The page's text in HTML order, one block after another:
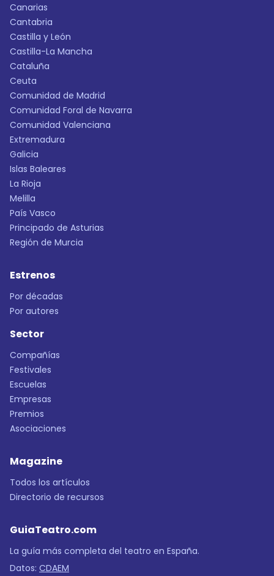
Canarias
Cantabria
Castilla y León
Castilla-La Mancha
Cataluña
Ceuta
Comunidad de Madrid
Comunidad Foral de Navarra
Comunidad Valenciana
Extremadura
Galicia
Islas Baleares
La Rioja
Melilla
País Vasco
Principado de Asturias
Región de Murcia
Estrenos
Por décadas
Por autores
Sector
Compañías
Festivales
Escuelas
Empresas
Premios
Asociaciones
Magazine
Todos los artículos
Directorio de recursos
GuiaTeatro.com
La guía más completa del teatro en España.
Datos: CDAEM